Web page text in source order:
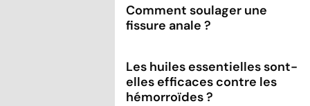
Comment soulager une
fissure anale ?
Les huiles essentielles sont-
elles efficaces contre les
hémorroïdes ?